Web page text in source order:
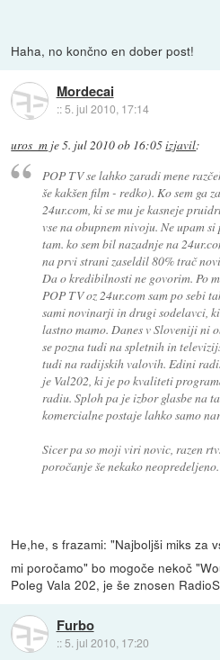
Haha, no končno en dober post!
Mordecai
::5. jul 2010, 17:14
uros_m je5. jul 2010 ob 16:05izjavil:
POP TV se lahko zaradi mene
še kakšen film - redko). Ko sem ga
24ur.com, ki se mu je kasneje
vse na obupnem nivoju. Ne upam
tam. ko sem bil nazadnje na
na prvi strani zaseldil 80% trač
Da o kredibilnosti ne govorim. Po
POP TV oz 24ur.com sam po sebi
sami novinarji in drugi sodelavci,
lastno mamo. Danes v Sloveniji ni
se pozna tudi na spletnih in
tudi na radijskih valovih. Edini
je Val202, ki je po kvaliteti
radiu. Sploh pa je izbor glasbe na
komercialne postaje lahko samo
Sicer pa so moji viri novic, razen
poročanje še nekako neopredeljeno.
He,he, s frazami: "Najboljši miks za
mi poročamo" bo mogoče nekoč
Poleg Vala 202, je še znosen
Furbo
:: 5. jul 2010, 17:20